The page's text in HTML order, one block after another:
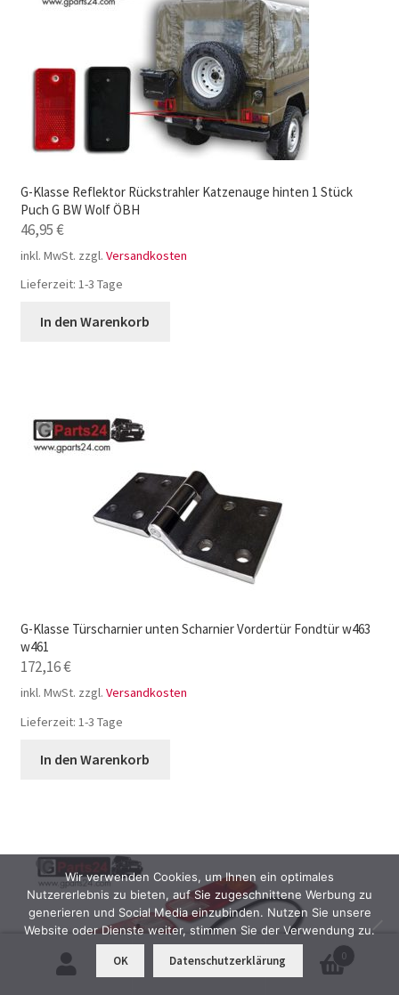
G-Klasse Reflektor Rückstrahler Katzenauge hinten 1 Stück
Puch G BW Wolf ÖBH
46,95€
inkl. MwSt. zzgl. Versandkosten
Lieferzeit: 1-3 Tage
In den Warenkorb
G-Klasse Türscharnier unten Scharnier Vordertür Fondtür w463
w461
172,16€
inkl. MwSt. zzgl. Versandkosten
Lieferzeit: 1-3 Tage
In den Warenkorb
0
Wir verwenden Cookies, um Ihnen ein optimales
Nutzererlebnis zu bieten, auf Sie zugeschnittene Werbung zu
generieren und Social Media einzubinden. Nutzen Sie unsere
Website oder Dienste weiter, stimmen Sie der Verwendung zu.
OK Datenschutzerklärung